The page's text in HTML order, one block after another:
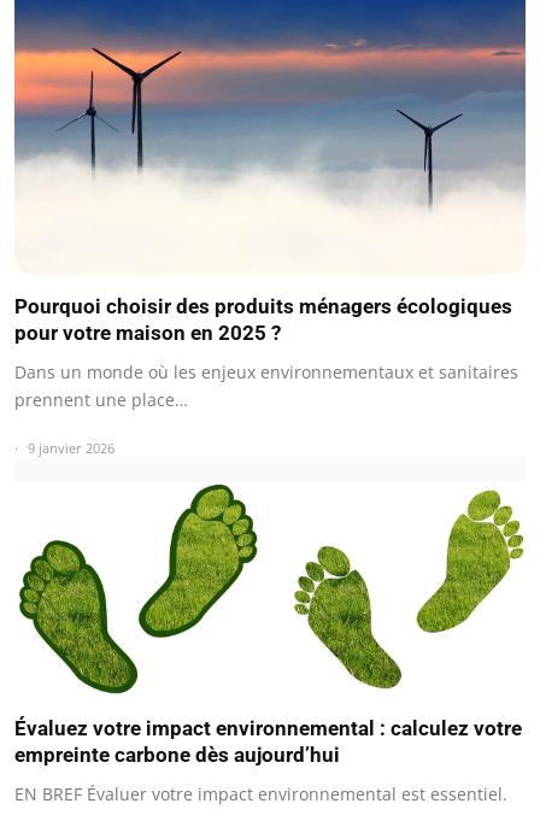
Pourquoi choisir des produits ménagers écologiques
pour votre maison en 2025 ?
Dans un monde où les enjeux environnementaux et sanitaires
prennent une place…
9 janvier 2026
Évaluez votre impact environnemental : calculez votre
empreinte carbone dès aujourd’hui
EN BREF Évaluer votre impact environnemental est essentiel.